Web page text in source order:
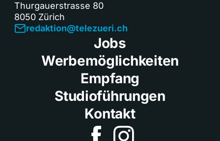
Thurgauerstrasse 80
8050 Zürich
redaktion@telezueri.ch
Jobs
Werbemöglichkeiten
Empfang
Studioführungen
Kontakt